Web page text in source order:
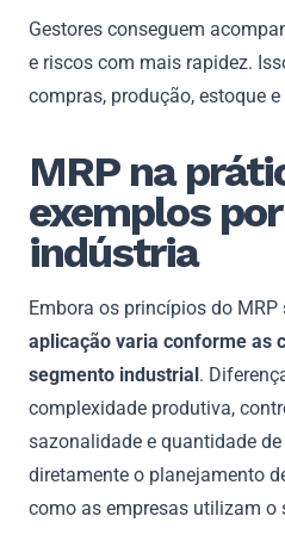
Gestores conseguem
e riscos com mais rapidez.
compras, produção, estoque
MRP na
exemplos
indústria
Embora os princípios do
aplicação varia conforme as
segmento industrial.
complexidade produtiva,
sazonalidade e quantidade
diretamente o planejamento
como as empresas utilizam o